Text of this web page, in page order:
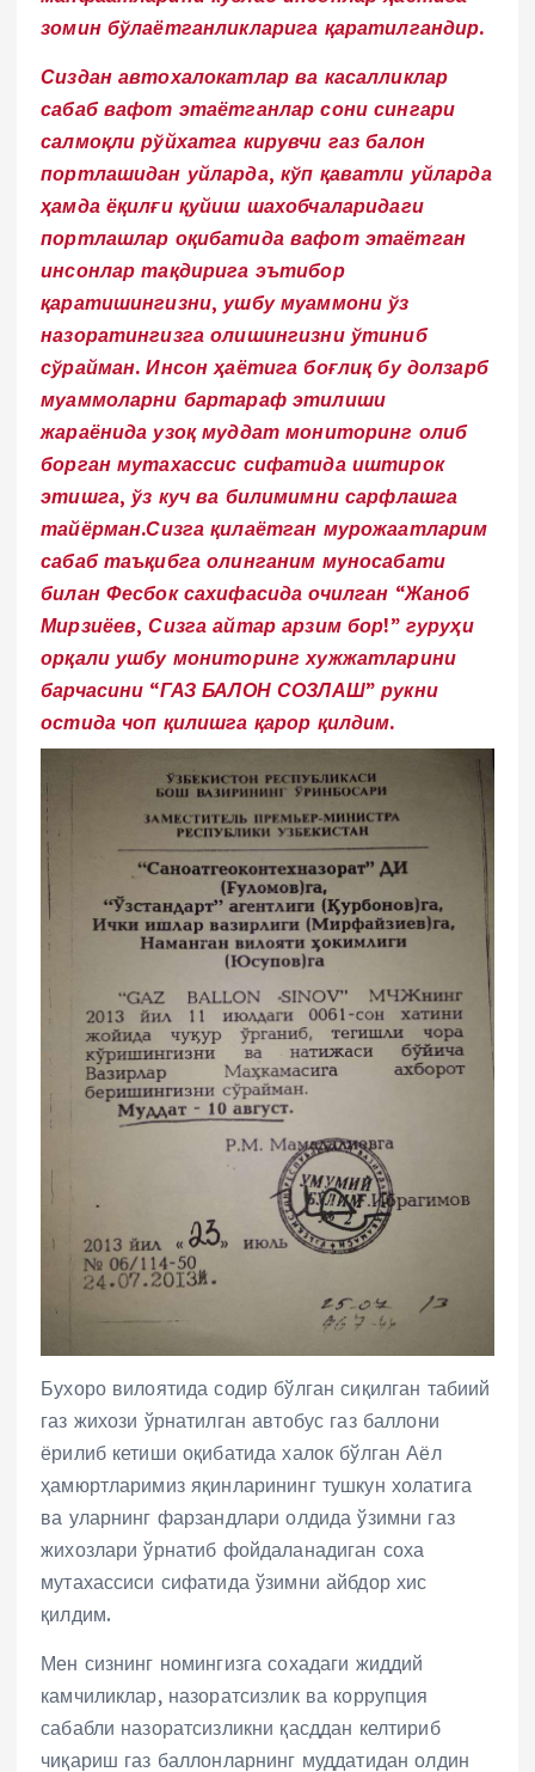
зомин бўлаётганликларига қаратилгандир.
Сиздан автохалокатлар ва касалликлар
сабаб вафот этаётганлар сони сингари
салмоқли рўйхатга кирувчи газ балон
портлашидан уйларда, кўп қаватли уйларда
ҳамда ёқилғи қуйиш шахобчаларидаги
портлашлар оқибатида вафот этаётган
инсонлар тақдирига эътибор
қаратишингизни, ушбу муаммони ўз
назоратингизга олишингизни ўтиниб
сўрайман. Инсон ҳаётига боғлиқ бу долзарб
муаммоларни бартараф этилиши
жараёнида узоқ муддат мониторинг олиб
борган мутахассис сифатида иштирок
этишга, ўз куч ва билимимни сарфлашга
тайёрман.Сизга қилаётган мурожаатларим
сабаб таъқибга олинганим муносабати
билан Фесбок сахифасида очилган “Жаноб
Мирзиёев, Сизга айтар арзим бор!” гуруҳи
орқали ушбу мониторинг хужжатларини
барчасини “ГАЗ БАЛОН СОЗЛАШ” рукни
остида чоп қилишга қарор қилдим.
Бухоро вилоятида содир бўлган сиқилган табиий
газ жихози ўрнатилган автобус газ баллони
ёрилиб кетиши оқибатида халок бўлган Аёл
ҳамюртларимиз яқинларининг тушкун холатига
ва уларнинг фарзандлари олдида ўзимни газ
жихозлари ўрнатиб фойдаланадиган соха
мутахассиси сифатида ўзимни айбдор хис
қилдим.
Мен сизнинг номингизга сохадаги жиддий
камчиликлар, назоратсизлик ва коррупция
сабабли назоратсизликни қасддан келтириб
чиқариш газ баллонларнинг муддатидан олдин